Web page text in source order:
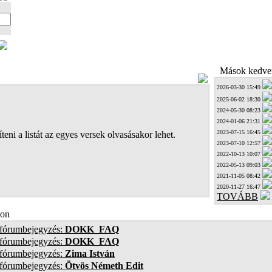
a listát az egyes versek olvasásakor lehet.
Mások
2026-03-30 15:49
2025-06-02 18:30
2024-05-30 08:23
2024-01-06 21:31
2023-07-15 16:45
2023-07-10 12:57
2022-10-13 10:07
2022-05-13 09:03
2021-11-05 08:42
2020-11-27 16:47
TOVÁBB
DOKK_FAQ
DOKK_FAQ
Zima István
Ötvös Németh Edit